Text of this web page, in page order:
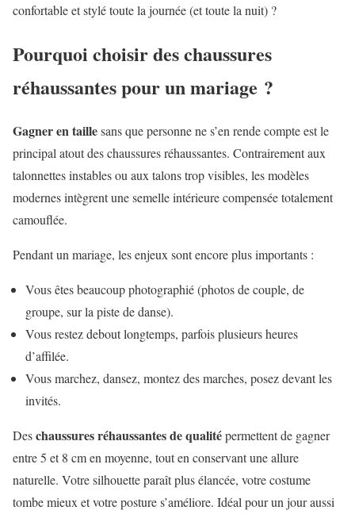
confortable et stylé toute la journée (et toute la nuit) ?
Pourquoi choisir des chaussures
réhaussantes pour un mariage ?
Gagner en taillesans que personne ne s’en rende compte est le
principal atout des chaussures réhaussantes. Contrairement aux
talonnettes instables ou aux talons trop visibles, les modèles
modernes intègrent une semelle intérieure compensée totalement
camouflée.
Pendant un mariage, les enjeux sont encore plus importants :
Vous êtes beaucoup photographié (photos de couple, de
groupe, sur la piste de danse).
Vous restez debout longtemps, parfois plusieurs heures
d’affilée.
Vous marchez, dansez, montez des marches, posez devant les
invités.
Deschaussures réhaussantes de qualitépermettent de gagner
entre 5 et 8 cm en moyenne, tout en conservant une allure
naturelle. Votre silhouette paraît plus élancée, votre costume
tombe mieux et votre posture s’améliore. Idéal pour un jour aussi